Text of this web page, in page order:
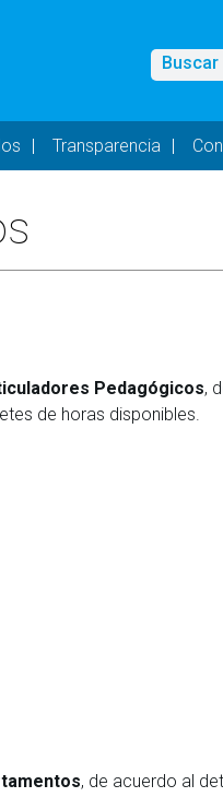
Buscar
Buscar
Transparencia
Pedagógicos,
de horas disponibles.
, de acuerdo al